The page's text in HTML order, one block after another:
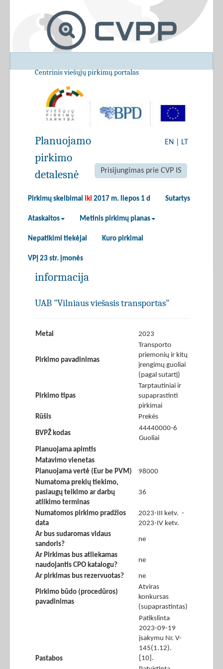
Centrinis viešųjų pirkimų portalas
EN LT
Prisijungimas prie CVP IS
Pirkimų skelbimai iki 2017 m. liepos 1 d Sutartys
Ataskaitos Metinis pirkimų planas
Nepatikimi tiekėjai Kuro pirkimai
VPĮ 23 str. įmonės
Planuojamo
pirkimo
detalesnė
informacija
UAB "Vilniaus viešasis transportas"
Metai 2023
Pirkimo pavadinimas
Transporto
priemonių ir kitų
įrengimų guoliai
(pagal sutartį)
Pirkimo tipas
Tarptautiniai ir
supaprastinti
pirkimai
Rūšis
Prekės
BVPŽ kodas
44440000-6
Guoliai
Planuojama apimtis
Matavimo vienetas
Planuojama vertė (Eur be PVM)
98000
Numatoma prekių tiekimo,
paslaugų teikimo ar darbų
atlikimo terminas
36
Numatomos pirkimo pradžios
data
2023-III ketv. -
2023-IV ketv.
Ar bus sudaromas vidaus
sandoris?
ne
Ar Pirkimas bus atliekamas
naudojantis CPO katalogu?
ne
Ar pirkimas bus rezervuotas? ne
Pirkimo būdo (procedūros)
pavadinimas
Atviras
konkursas
(supaprastintas)
Pastabos
Patikslinta
2023-09-19
įsakymu Nr. V-
145(1.12).
[10].